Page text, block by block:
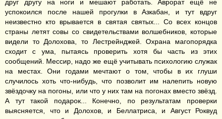
друг другу на ноги и мешают работать. Аврорат ещё не
успокоился после нашей прогулки в Азкабан, и тут вдруг
неизвестно кто врывается в святая святых... Со всех концов
страны летят совы со свидетельствами волшебников, которые
видели то Долохова, то Лестрейнджей. Охрана магопорядка
сходит с ума, пытаясь проверить хотя бы часть из этих
сообщений. Мессир, надо же ещё учитывать психологию служак
на местах. Они годами мечтают о том, чтобы в их глуши
случилось хоть что-нибудь, что позволит им налепить новую
звёздочку на погоны, или что у них там на погонах вместо звёзд.
А тут такой подарок... Конечно, по результатам проверки
выясняется, что и Долохов, и Беллатриса, и Август Роквуд